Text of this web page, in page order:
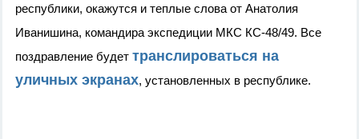
республики, окажутся и теплые слова от Анатолия
Иванишина, командира экспедиции МКС КС-48/49. Все
поздравление будет транслироваться на
уличных экранах, установленных в республике.